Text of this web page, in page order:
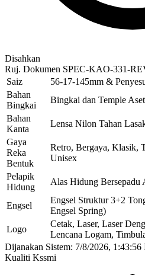
Disahkan
Ruj. Dokumen SPEC-KAO-331-
Saiz
56-17-145mm &
Bahan
Bingkai
Bingkai dan Temple
Bahan
Kanta
Lensa Nilon Tahan
Gaya
Reka
Bentuk
Retro, Bergaya, Klasik,
Unisex
Pelapik
Hidung
Alas Hidung Bersepadu
Engsel
Engsel Struktur 3+2
Engsel Spring)
Logo
Cetak, Laser, Laser
Lencana Logam,
Dijanakan Sistem: 7/8/2026, 1:43:56
Kualiti Kssmi